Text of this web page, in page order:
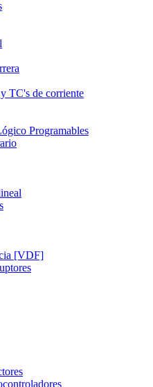
TC's de corriente
Programables
[VDF]